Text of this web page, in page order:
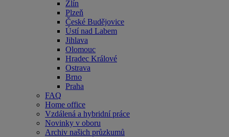
Zlín
Plzeň
České Budějovice
Ústí nad Labem
Jihlava
Olomouc
Hradec Králové
Ostrava
Brno
Praha
FAQ
Home office
Vzdálená a hybridní práce
Novinky v oboru
Archiv našich průzkumů